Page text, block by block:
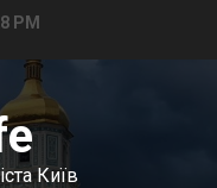
PM
Київ